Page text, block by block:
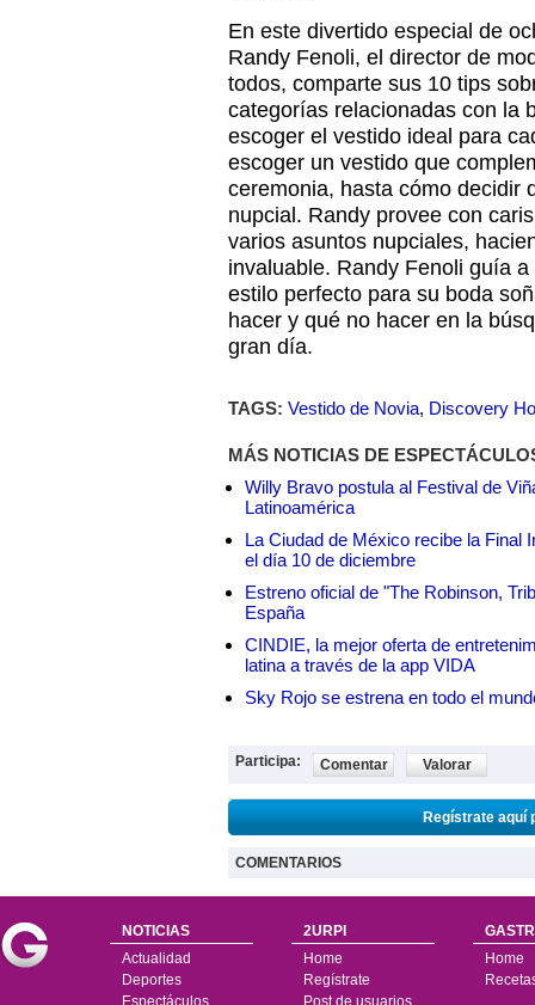
En este divertido especial de
Randy Fenoli, el director de
todos, comparte sus 10 tips
categorías relacionadas con la
escoger el vestido ideal para
escoger un vestido que
ceremonia, hasta cómo decidir
nupcial. Randy provee con
varios asuntos nupciales,
invaluable. Randy Fenoli guía
estilo perfecto para su boda
hacer y qué no hacer en la
gran día.
TAGS: Vestido de Novia, Discovery
MÁS NOTICIAS DE
Willy Bravo postula al Festival de
Latinoamérica
La Ciudad de México recibe la Final
el día 10 de diciembre
Estreno oficial de "The Robinson,
España
CINDIE, la mejor oferta de
latina a través de la app VIDA
Sky Rojo se estrena en todo el
Participa: Comentar Valorar
Regístrate aquí
COMENTARIOS
NOTICIAS
Actualidad
Deportes
Espectáculos
2URPI
Home
Regístrate
Post de usuarios
Home